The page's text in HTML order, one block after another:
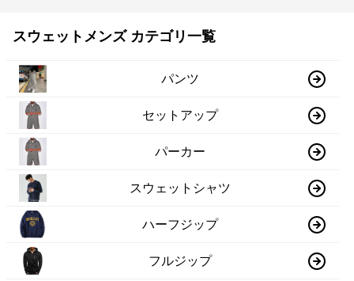
スウェットメンズ カテゴリ一覧
パンツ
セットアップ
パーカー
スウェットシャツ
ハーフジップ
フルジップ